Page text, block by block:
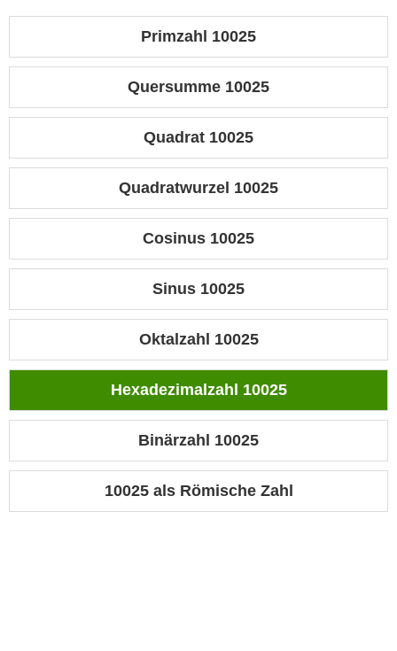
Primzahl 10025
Quersumme 10025
Quadrat 10025
Quadratwurzel 10025
Cosinus 10025
Sinus 10025
Oktalzahl 10025
Hexadezimalzahl 10025
Binärzahl 10025
10025 als Römische Zahl